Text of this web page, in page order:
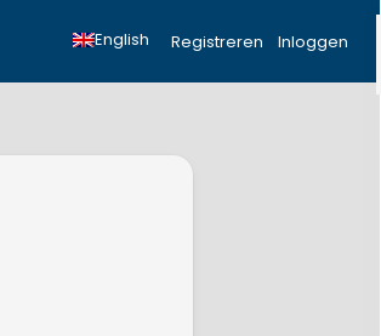
Registreren Inloggen
English